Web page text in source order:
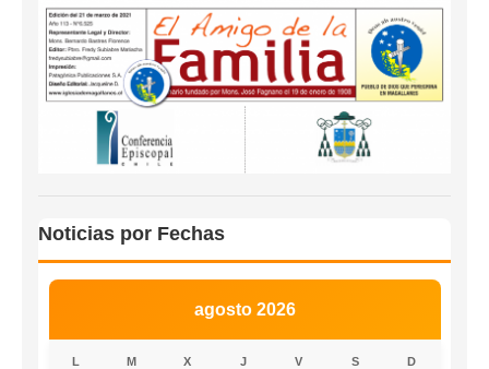
Noticias por Fechas
agosto 2026
L M X J V S D